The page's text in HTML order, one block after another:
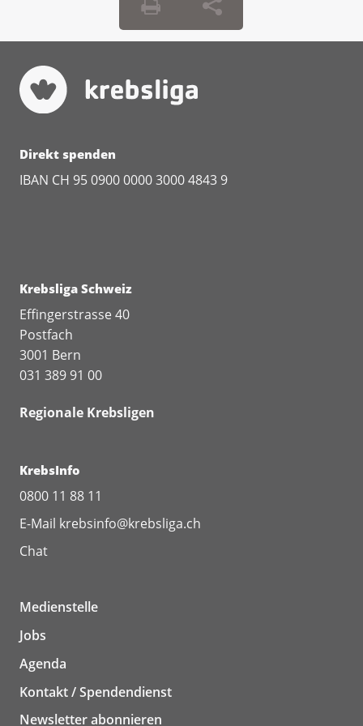
Diese Broschüre ist Teil der Vorsorgemappe.
Person darf dann beispielsweise
Verträge für Sie unterschreiben.
Diese Broschüre ist Teil der Vorsorgemappe.
Diese können Sie hier bestellen.
Direkt spenden
IBAN CH 95 0900 0000 3000 4843 9
Krebsliga Schweiz
Effingerstrasse 40
Postfach
3001 Bern
031 389 91 00
Regionale Krebsligen
KrebsInfo
0800 11 88 11
E-Mail krebsinfo@krebsliga.ch
Chat
Medienstelle
Jobs
Agenda
Kontakt / Spendendienst
Newsletter abonnieren